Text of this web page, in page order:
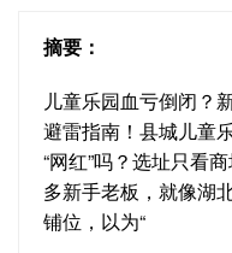
摘要：
儿童乐园血亏倒闭？
避雷指南！县城儿童
“网红”吗？选址只看
多新手老板，就像湖
铺位，以为“